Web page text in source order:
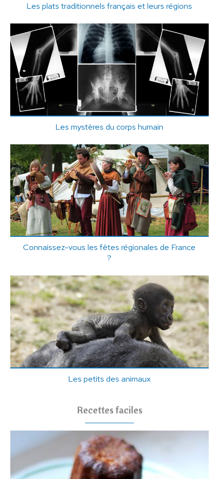
Les plats traditionnels français et leurs régions
Les mystères du corps humain
Connaissez-vous les fêtes régionales de France
?
Les petits des animaux
Recettes faciles